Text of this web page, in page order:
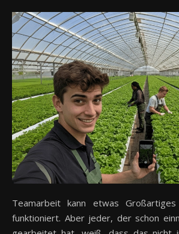
Teamarbeit kann etwas Großartiges sein – wenn es
funktioniert. Aber jeder, der schon